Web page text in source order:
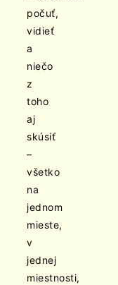
počuť,
vidieť
a
niečo
z
toho
aj
skúsiť
–
všetko
na
jednom
mieste,
v
jednej
miestnosti,